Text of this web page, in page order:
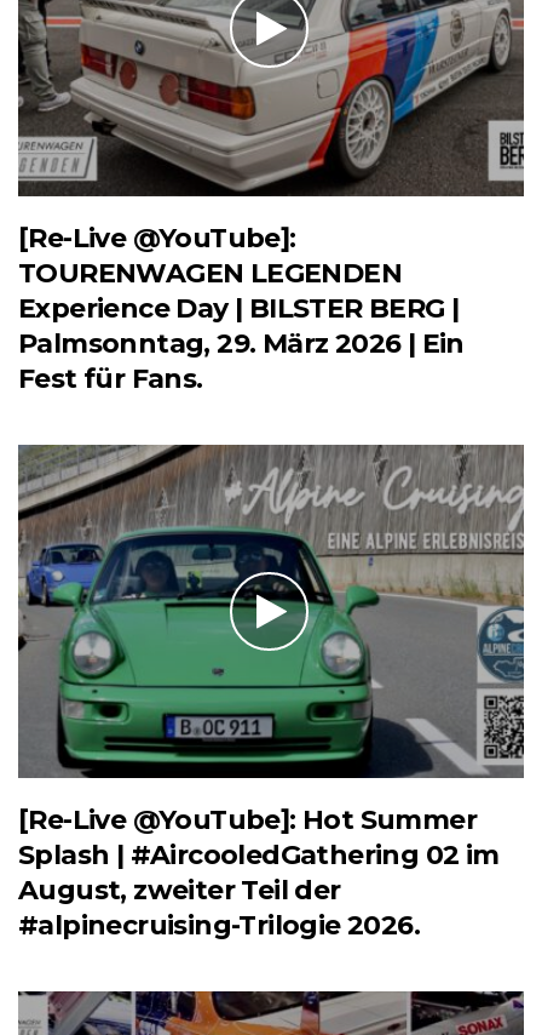
[Re-Live @YouTube]:
TOURENWAGEN LEGENDEN
Experience Day | BILSTER BERG |
Palmsonntag, 29. März 2026 | Ein
Fest für Fans.
[Re-Live @YouTube]: Hot Summer
Splash | #AircooledGathering 02 im
August, zweiter Teil der
#alpinecruising-Trilogie 2026.